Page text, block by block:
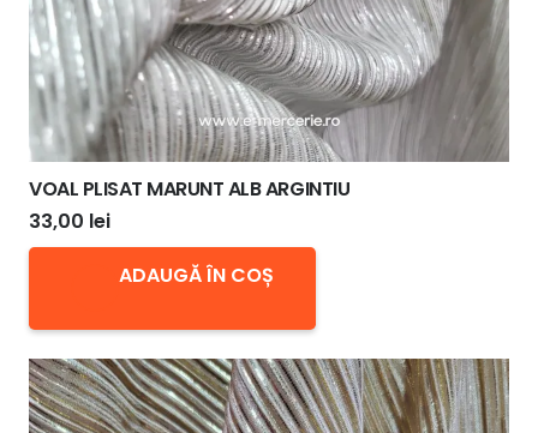
VOAL PLISAT MARUNT ALB ARGINTIU
33,00 lei
ADAUGĂ ÎN COȘ